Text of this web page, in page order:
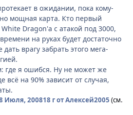
в ожидании, пока кому-
мощная карта. Кто первый
Dragon'а с атакой под 3000,
на руках будет достаточно
врагу забрать этого мега-
где я ошибся. Ну не может же
всё на 90% зависит от случая,
Июля, 200818 гот Алексей2005 (см.